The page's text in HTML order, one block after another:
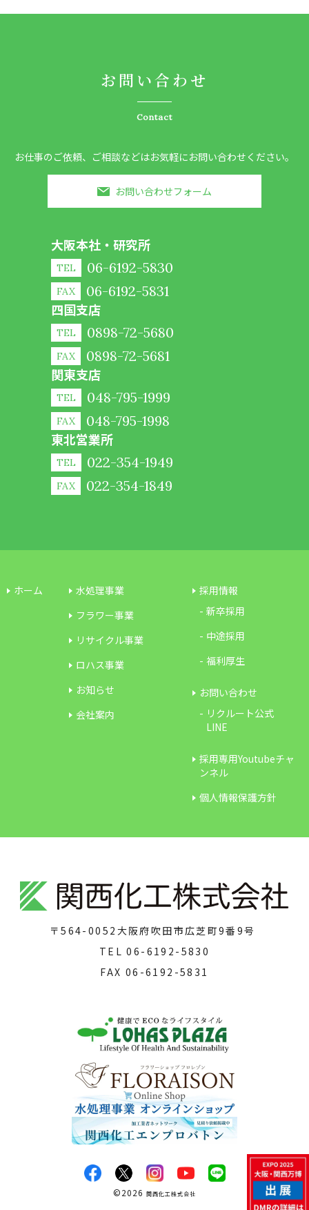
お問い合わせ
Contact
お仕事のご依頼、ご相談などはお気軽にお問い合わせください。
お問い合わせフォーム
大阪本社・研究所
TEL 06-6192-5830
FAX 06-6192-5831
四国支店
TEL 0898-72-5680
FAX 0898-72-5681
関東支店
TEL 048-795-1999
FAX 048-795-1998
東北営業所
TEL 022-354-1949
FAX 022-354-1849
ホーム
水処理事業
フラワー事業
リサイクル事業
ロハス事業
お知らせ
会社案内
採用情報
新卒採用
中途採用
福利厚生
お問い合わせ
リクルート公式
LINE
採用専用Youtubeチャ
ンネル
個人情報保護方針
〒564-0052 大阪府吹田市広芝町9番9号
TEL06-6192-5830
FAX 06-6192-5831
©2026 関西化工株式会社